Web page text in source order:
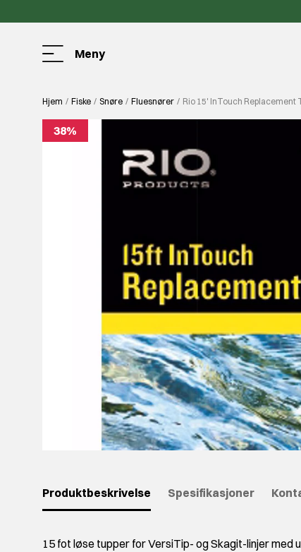
Meny
Hjem Fiske Snøre Fluesnører Rio 15' InTouch Replacement
38%
Produktbeskrivelse Spesifikasjoner
15 fot løse tupper for VersiTip- og Skagit-linjer med